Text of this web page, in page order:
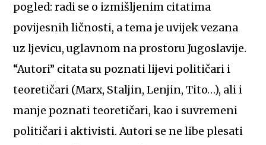
pogled: radi se o izmišljenim citatima
povijesnih ličnosti, a tema je uvijek vezana
uz ljevicu, uglavnom na prostoru Jugoslavije.
“Autori” citata su poznati lijevi političari i
teoretičari (Marx, Staljin, Lenjin, Tito…), ali i
manje poznati teoretičari, kao i suvremeni
političari i aktivisti. Autori se ne libe plesati